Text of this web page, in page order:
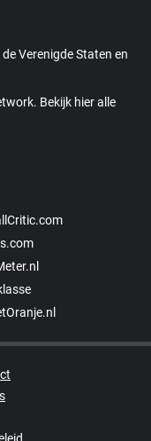
Verenigde Staten en
Bekijk hier alle